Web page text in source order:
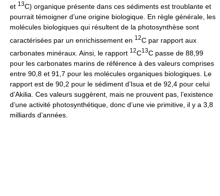
et 13C) organique présente dans ces sédiments est troublante et
pourrait témoigner d’une origine biologique. En règle générale, les
molécules biologiques qui résultent de la photosynthèse sont
caractérisées par un enrichissement en 12C par rapport aux
carbonates minéraux. Ainsi, le rapport 12C13C passe de 88,99
pour les carbonates marins de référence à des valeurs comprises
entre 90,8 et 91,7 pour les molécules organiques biologiques. Le
rapport est de 90,2 pour le sédiment d’Isua et de 92,4 pour celui
d’Akilia. Ces valeurs suggèrent, mais ne prouvent pas, l’existence
d’une activité photosynthétique, donc d’une vie primitive, il y a 3,8
milliards d’années.